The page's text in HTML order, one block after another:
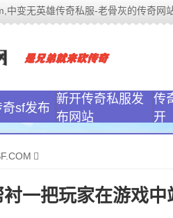
中变无英雄传奇私服-老骨灰的传奇网
sf发布
新开传奇私服发
布网站
传
开
一把玩家在游戏